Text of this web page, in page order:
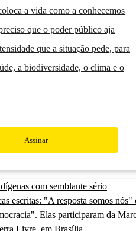
a vida como a conhecemos
que o poder público aja
que a situação pede, para
a biodiversidade, o clima e o
Assinar